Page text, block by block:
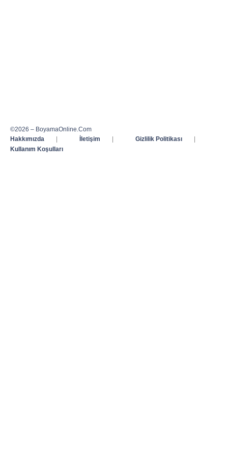
©2026 – BoyamaOnline.Com
Hakkımızda
| İletişim | Gizlilik Politikası
|
Kullanım Koşulları